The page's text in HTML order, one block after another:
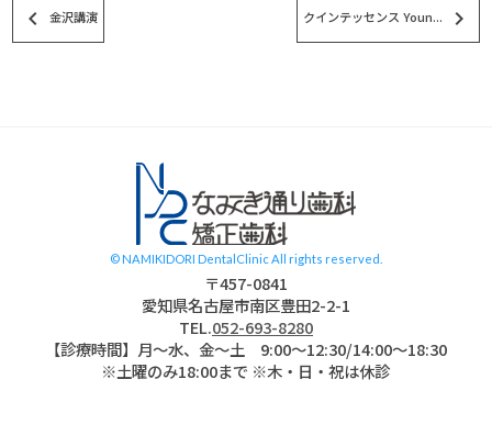
keyboard_arrow_left 金沢講演 クインテッセンス Youn... keyboard_arrow_right
© NAMIKIDORI DentalClinic All rights reserved.
〒457-0841
愛知県名古屋市南区豊田2-2-1
TEL.052-693-8280
【診療時間】月〜水、金～土 9:00〜12:30/14:00～18:30
※土曜のみ18:00まで ※木・日・祝は休診